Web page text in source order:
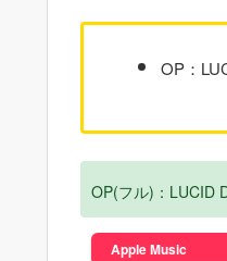
OP：
OP(フル)：LUCID
Apple Music